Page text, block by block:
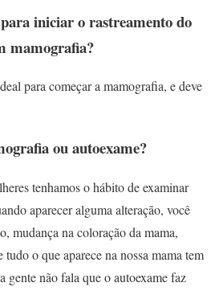
iniciar o rastreamento do
mamografia?
para começar a mamografia, e deve
ou autoexame?
tenhamos o hábito de examinar
aparecer alguma alteração, você
mudança na coloração da mama,
o que aparece na nossa mama tem
gente não fala que o autoexame faz